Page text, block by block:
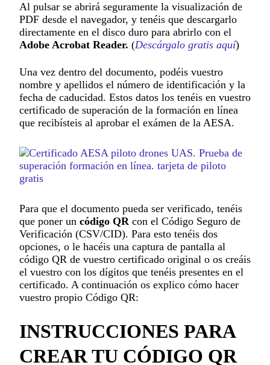
Al pulsar se abrirá seguramente la visualización de
PDF desde el navegador, y tenéis que descargarlo
directamente en el disco duro para abrirlo con el
Adobe Acrobat Reader. (Descárgalo gratis aquí)
Una vez dentro del documento, podéis vuestro
nombre y apellidos el número de identificación y la
fecha de caducidad. Estos datos los tenéis en vuestro
certificado de superación de la formación en línea
que recibísteis al aprobar el exámen de la AESA.
Para que el documento pueda ser verificado, tenéis
que poner un código QRcon el Código Seguro de
Verificación (CSV/CID). Para esto tenéis dos
opciones, o le hacéis una captura de pantalla al
código QR de vuestro certificado original o os creáis
el vuestro con los dígitos que tenéis presentes en el
certificado. A continuación os explico cómo hacer
vuestro propio Código QR:
INSTRUCCIONES PARA
CREAR TU CÓDIGO QR